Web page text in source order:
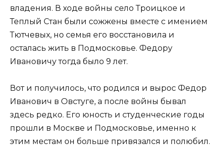
владения. В ходе войны село Троицкое и
Теплый Стан были сожжены вместе с имением
Тютчевых, но семья его восстановила и
осталась жить в Подмосковье. Федору
Ивановичу тогда было 9 лет.
Вот и получилось, что родился и вырос Федор
Иванович в Овстуге, а после войны бывал
здесь редко. Его юность и студенческие годы
прошли в Москве и Подмосковье, именно к
этим местам он больше привязался и полюбил.